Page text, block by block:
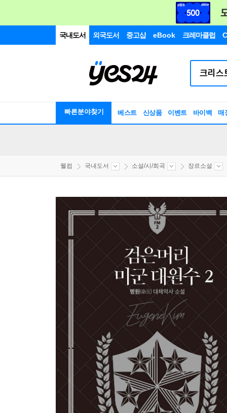
국내도서 외국도서 중고샵 eBook 크레마클럽
빠른분야찾기 베스트 신상품 이벤트 바이백 매
웰컴 국내도서 소설/시/희곡 장르소설